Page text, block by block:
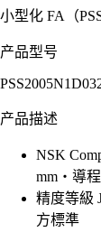
小型化 FA（
产品型号
产品描述
NSK
mm・導
精度等級
方標準